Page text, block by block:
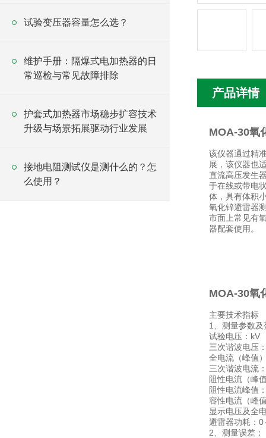
试验变压器容量怎么选？
维护手册：隔爆式电加热器的日
常巡检与常见故障排除
护套式加热器市场稳步扩容技术
升级与场景拓展驱动行业发展
接地电阻测试仪是测什么的？怎
么使用？
产品详情
MOA-30氧
该仪器通过精
展，该仪器也
直流高压发生
于在线或带电
体，具有体积
氧化锌避雷器
市面上常见有
器配套使用。
MOA-30氧
主要技术指标
1、测量参数及
试验电压：kV
三次谐波电压
全电流（峰值
三次谐波电流
阻性电流（峰
阻性电流峰值
容性电流（峰
显示电压及全
避雷器功耗：0
2、测量误差：